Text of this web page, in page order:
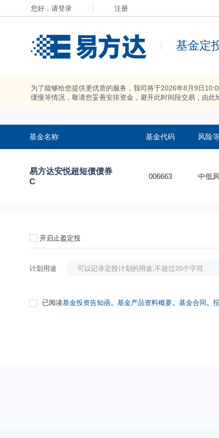
您好，请登录 注册
基金定
为了能够给您提供更优质的服务，我司将于2026年8月9日
缓慢等情况，敬请您妥善安排资金，避开此时间段交易，由此
基金名称 基金代码 风险
易方达安悦超短债债券
C
006663 中低
开启止盈定投
计划用途
已阅读基金投资告知函、 基金产品资料概要、 基金合同、